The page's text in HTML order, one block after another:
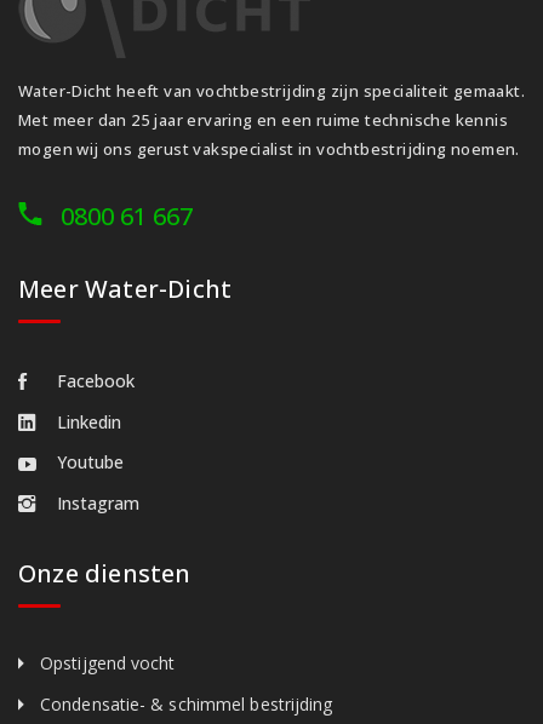
Water-Dicht heeft van vochtbestrijding zijn specialiteit gemaakt.
Met meer dan 25 jaar ervaring en een ruime technische kennis
mogen wij ons gerust vakspecialist in vochtbestrijding noemen.
0800 61 667
Meer Water-Dicht
Facebook
Linkedin
Youtube
Instagram
Onze diensten
Opstijgend vocht
Condensatie- & schimmel bestrijding